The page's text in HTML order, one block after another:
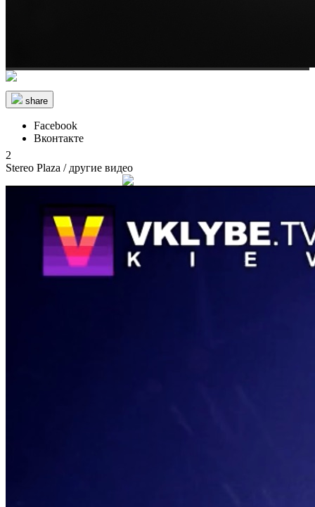
share
Facebook
Вконтакте
2
Stereo Plaza / другие видео